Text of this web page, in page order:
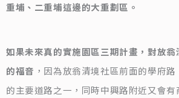
重埔、二重埔這邊的大重劃區。
如果未來真的實施園區三期計畫，對放
的福音 ，因為放翁清境社區前面的學府
的主要道路之一，同時中興路附近又會